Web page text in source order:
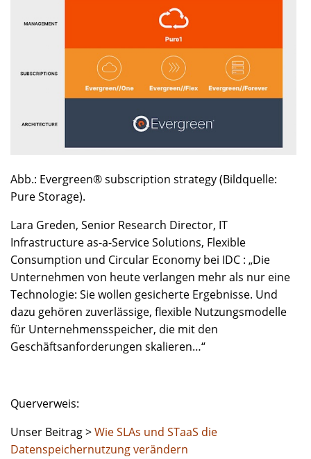
Abb.: Evergreen® subscription strategy (Bildquelle:
Pure Storage).
Lara Greden, Senior Research Director, IT
Infrastructure as-a-Service Solutions, Flexible
Consumption und Circular Economy bei IDC : „Die
Unternehmen von heute verlangen mehr als nur eine
Technologie: Sie wollen gesicherte Ergebnisse. Und
dazu gehören zuverlässige, flexible Nutzungsmodelle
für Unternehmensspeicher, die mit den
Geschäftsanforderungen skalieren…“
Querverweis:
Unser Beitrag >Wie SLAs und STaaS die
Datenspeichernutzung verändern